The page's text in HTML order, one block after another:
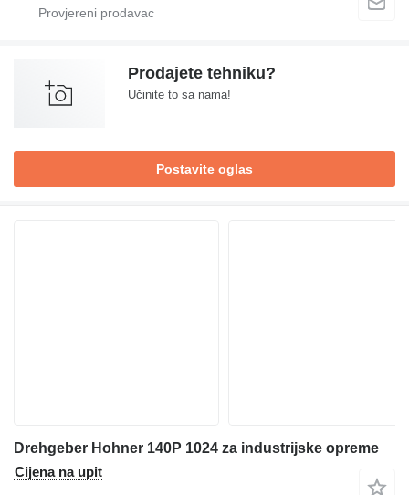
Prodajete tehniku?
Učinite to sa nama!
Postavite oglas
Drehgeber Hohner 140P 1024 za industrijske opreme
Cijena na upit